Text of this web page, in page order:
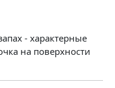
- характерные
на поверхности